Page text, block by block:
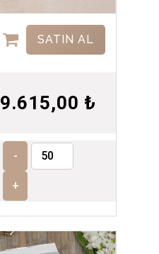
SATIN AL
9.615,00 ₺
-
+